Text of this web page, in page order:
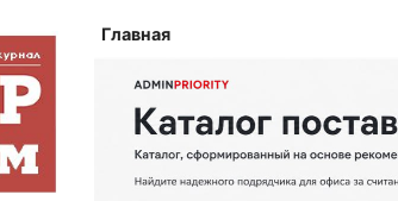
Главная